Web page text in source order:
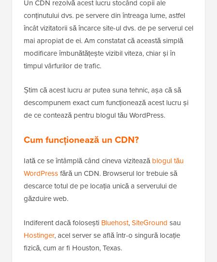
Un CDN rezolvă acest lucru stocând copii ale
conținutului dvs. pe servere din întreaga lume, astfel
încât vizitatorii să încarce site-ul dvs. de pe serverul cel
mai apropiat de ei. Am constatat că această simplă
modificare îmbunătățește vizibil viteza, chiar și în
timpul vârfurilor de trafic.
Știm că acest lucru ar putea suna tehnic, așa că să
descompunem exact cum funcționează acest lucru și
de ce contează pentru blogul tău WordPress.
Cum funcționează un CDN?
Iată ce se întâmplă când cineva viziteazăblogul tău
WordPressfără un CDN. Browserul lor trebuie să
descarce totul de pe locația unică a serverului de
găzduire web.
Indiferent dacă folosești Bluehost,SiteGround sau
Hostinger, acel server se află într-o singură locație
fizică, cum ar fi Houston, Texas.